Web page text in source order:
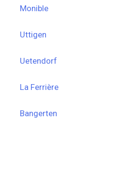
Monible
Uttigen
Uetendorf
La Ferrière
Bangerten